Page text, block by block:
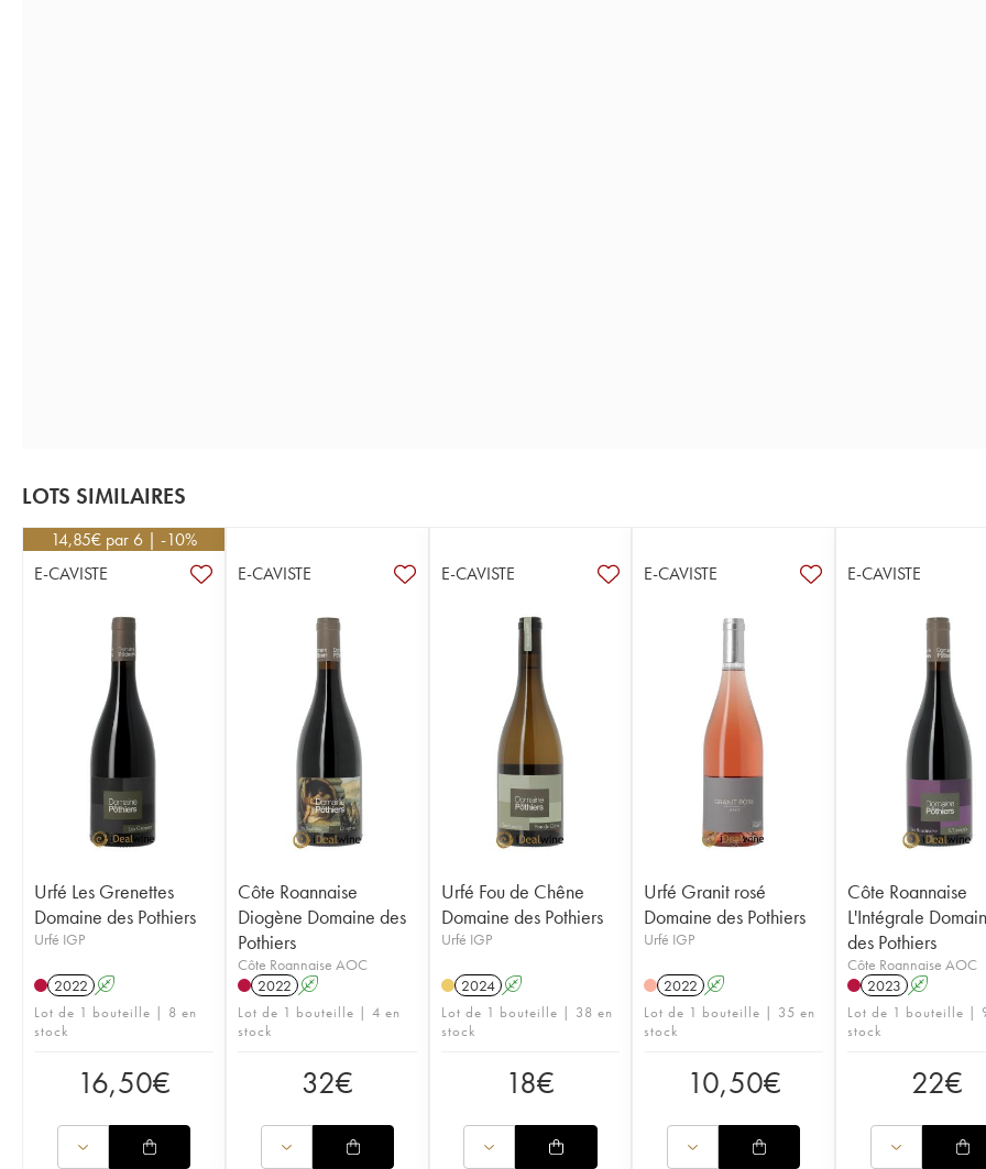
LOTS SIMILAIRES
14,85€ par 6 | -10%
E-CAVISTE
Urfé Les Grenettes
Domaine des Pothiers
Urfé IGP
2022 A
Lot de 1 bouteille | 8 en
stock
16,50€
E-CAVISTE
Côte Roannaise
Diogène Domaine des
Pothiers
Côte Roannaise AOC
2022 A
Lot de 1 bouteille | 4 en
stock
32€
E-CAVISTE
Urfé Fou de Chêne
Domaine des Pothiers
Urfé IGP
2024 A
Lot de 1 bouteille | 38 en
stock
18€
E-CAVISTE
Urfé Granit rosé
Domaine des Pothiers
Urfé IGP
2022 A
Lot de 1 bouteille | 35 en
stock
10,50€
E-CAVISTE
Côte Roannaise
L'Intégrale
des Pothiers
Côte Roannaise AOC
2023 A
Lot de 1 bouteille |
stock
22€